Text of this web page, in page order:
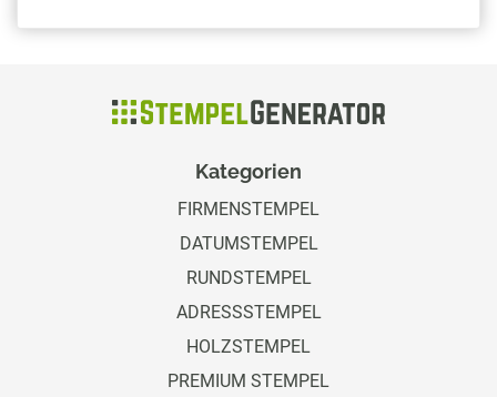
Kategorien
FIRMENSTEMPEL
DATUMSTEMPEL
RUNDSTEMPEL
ADRESSSTEMPEL
HOLZSTEMPEL
PREMIUM STEMPEL